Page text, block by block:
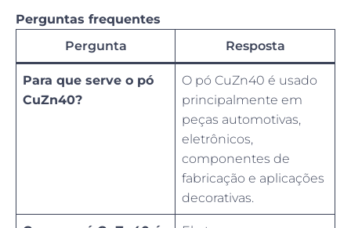
Perguntas frequentes
Pergunta
Resposta
Para que serve o pó
CuZn40?
O pó CuZn40 é usado
principalmente em
peças automotivas,
eletrônicos,
componentes de
fabricação e aplicações
decorativas.